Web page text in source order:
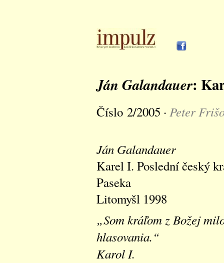
Ján Galandauer:
Číslo 2/2005 · Peter
Ján Galandauer
Karel I. Poslední český
Paseka
Litomyšl 1998
„Som kráľom z Božej
hlasovania.“
Karol I.